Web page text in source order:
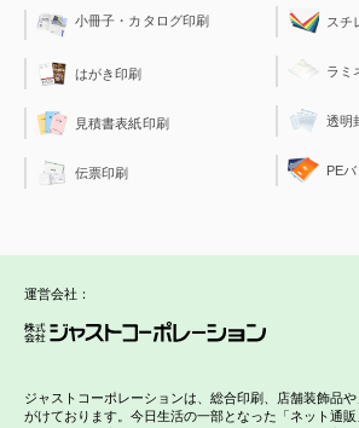
小冊子・カタログ印刷
はがき印刷
見積書表紙印刷
伝票印刷
スチ
ラミ
透明
PE
運営会社：
ジャストコーポレーションは、総合印刷、店舗装飾品
がけております。今日生活の一部となった「ネット通